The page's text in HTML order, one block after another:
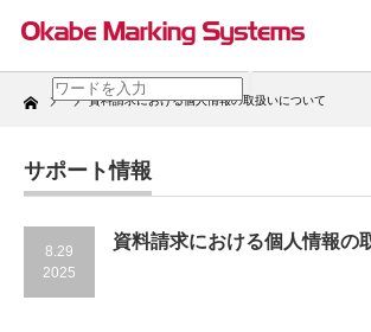
Home 資料請求における個人情報の取扱いについて
サポート情報
8.29
2025
資料請求における個人情報の